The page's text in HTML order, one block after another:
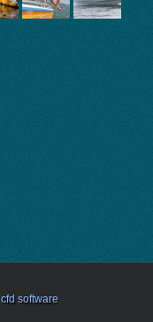
cfd software